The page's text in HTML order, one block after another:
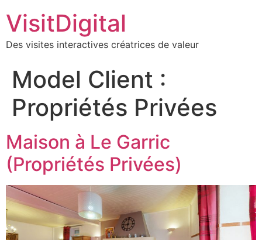
VisitDigital
Des visites interactives créatrices de valeur
Model Client :
Propriétés Privées
Maison à Le Garric
(Propriétés Privées)